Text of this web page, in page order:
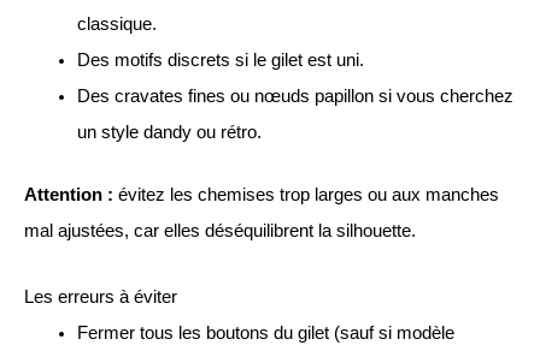
classique.
Des motifs discrets si le gilet est uni.
Des cravates fines ou nœuds papillon si vous cherchez
un style dandy ou rétro.
Attention : évitez les chemises trop larges ou aux manches
mal ajustées, car elles déséquilibrent la silhouette.
Les erreurs à éviter
Fermer tous les boutons du gilet (sauf si modèle